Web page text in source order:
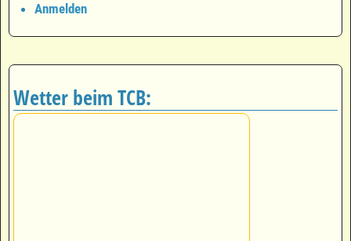
Anmelden
Wetter beim TCB: